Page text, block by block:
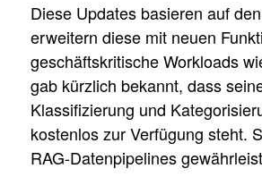
Diese Updates basieren auf
erweitern diese mit neuen
geschäftskritische Workloads
gab kürzlich bekannt, dass
Klassifizierung und
kostenlos zur Verfügung steht.
RAG-Datenpipelines